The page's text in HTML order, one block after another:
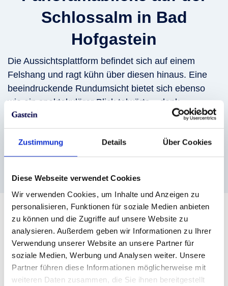
Zustimmung Details Über Cookies
Diese Webseite verwendet Cookies
Wir verwenden Cookies, um Inhalte und Anzeigen zu
personalisieren, Funktionen für soziale Medien anbieten
zu können und die Zugriffe auf unsere Website zu
analysieren. Außerdem geben wir Informationen zu Ihrer
Verwendung unserer Website an unsere Partner für
soziale Medien, Werbung und Analysen weiter. Unsere
Partner führen diese Informationen möglicherweise mit
weiteren Daten zusammen, die Sie ihnen bereitgestellt
Schlossalm in Bad
Hofgastein
Die Aussichtsplattform befindet sich auf einem
Felshang und ragt kühn über diesen hinaus. Eine
beeindruckende Rundumsicht bietet sich ebenso
wie ein spektakulärer Blick talwärts – dank
durchsichtiger Umzäunung und Bodengitter. Wer
das Bergpanorama in aller Ruhe genießen möchte,
lässt sich auf der gemütlichen Jausenbank nieder.
Mit der Schlossalmbahn
zur Aussichtsplattform
Die majestätische Gebirgslandschaft rückt rasch in
greifbare Nähe: Schon während der Fahrt mit der